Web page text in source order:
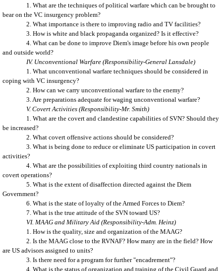
1. What are the techniques of political warfare which can be brought to
bear on the VC insurgency problem?
2. What importance is there to improving radio and TV facilities?
3. How is white and black propaganda organized? Is it effective?
4. What can be done to improve Diem's image before his own people
and outside world?
IV. Unconventional Warfare (Responsibility-General Lansdale)
1. What unconventional warfare techniques should be considered in
coping with VC insurgency?
2. How can we carry unconventional warfare to the enemy?
3. Are preparations adequate for waging unconventional warfare?
V. Covert Activities (Responsibility-Mr. Smith)
1. What are the covert and clandestine capabilities of SVN? Should they
be increased?
2. What covert offensive actions should be considered?
3. What is being done to reduce or eliminate US participation in covert
activities?
4. What are the possibilities of exploiting third country nationals in
covert operations?
5. What is the extent of disaffection directed against the Diem
Government?
6. What is the state of loyalty of the Armed Forces to Diem?
7. What is the true attitude of the SVN toward US?
VI. MAAG and Military Aid (Responsibility-Adm. Heinz)
1. How is the quality, size and organization of the MAAG?
2. Is the MAAG close to the RVNAF? How many are in the field? How
are US advisors assigned to units?
3. Is there need for a program for further "encadrement"?
4. What is the status of organization and training of the Civil Guard and